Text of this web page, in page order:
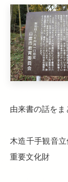
由来書の話をま
木造千手観音
重要文化財